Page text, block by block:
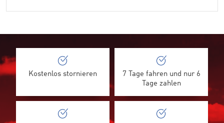
Kostenlos stornieren
7 Tage fahren und nur 6
Tage zahlen